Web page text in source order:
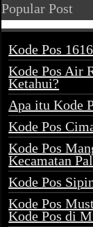
Popular Post
Kode Pos
Kode Pos Air
Ketahui?
Apa itu Kode
Kode Pos
Kode Pos
Kecamatan
Kode Pos
Kode Pos
Kode Pos di